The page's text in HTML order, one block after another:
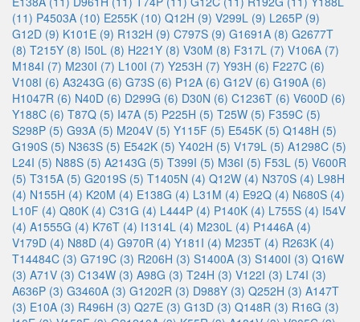
(11) P4503A (10) E255K (10) Q12H (9) V299L (9) L265P (9)
G12D (9) K101E (9) R132H (9) C797S (9) G1691A (8) G2677T
(8) T215Y (8) I50L (8) H221Y (8) V30M (8) F317L (7) V106A (7)
M184I (7) M230I (7) L100I (7) Y253H (7) Y93H (6) F227C (6)
V108I (6) A3243G (6) G73S (6) P12A (6) G12V (6) G190A (6)
H1047R (6) N40D (6) D299G (6) D30N (6) C1236T (6) V600D (6)
Y188C (6) T87Q (5) I47A (5) P225H (5) T25W (5) F359C (5)
S298P (5) G93A (5) M204V (5) Y115F (5) E545K (5) Q148H (5)
G190S (5) N363S (5) E542K (5) Y402H (5) V179L (5) A1298C (5)
L24I (5) N88S (5) A2143G (5) T399I (5) M36I (5) F53L (5) V600R
(5) T315A (5) G2019S (5) T1405N (4) Q12W (4) N370S (4) L98H
(4) N155H (4) K20M (4) E138G (4) L31M (4) E92Q (4) N680S (4)
L10F (4) Q80K (4) C31G (4) L444P (4) P140K (4) L755S (4) I54V
(4) A1555G (4) K76T (4) I1314L (4) M230L (4) P1446A (4)
V179D (4) N88D (4) G970R (4) Y181I (4) M235T (4) R263K (4)
T14484C (3) G719C (3) R206H (3) S1400A (3) S1400I (3) Q16W
(3) A71V (3) C134W (3) A98G (3) T24H (3) V122I (3) L74I (3)
A636P (3) G3460A (3) G1202R (3) D988Y (3) Q252H (3) A147T
(3) E10A (3) R496H (3) Q27E (3) G13D (3) Q148R (3) R16G (3)